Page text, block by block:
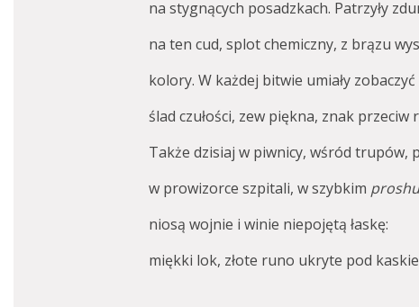
na stygnących posadzkach. Patrzyły
na ten cud, splot chemiczny, z brązu
kolory. W każdej bitwie umiały zobaczyć
ślad czułości, zew piękna, znak przeciw
Także dzisiaj w piwnicy, wśród trupów,
w prowizorce szpitali, w szybkim
niosą wojnie i winie niepojętą łaskę:
miękki lok, złote runo ukryte pod